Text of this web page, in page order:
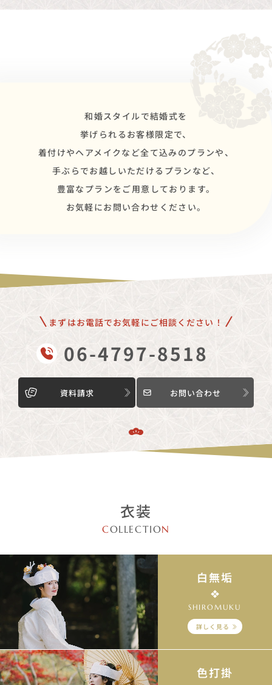
和婚スタイルで結婚式を
挙げられるお客様限定で、
着付けやヘアメイクなど全て込みのプランや、
手ぶらでお越しいただけるプランなど、
豊富なプランをご用意しております。
お気軽にお問い合わせください。
まずはお電話でお気軽にご相談ください！
06-4797-8518
資料請求 お問い合わせ
衣装
COLLECTION
白無垢
SHIROMUKU
詳しく見る
色打掛